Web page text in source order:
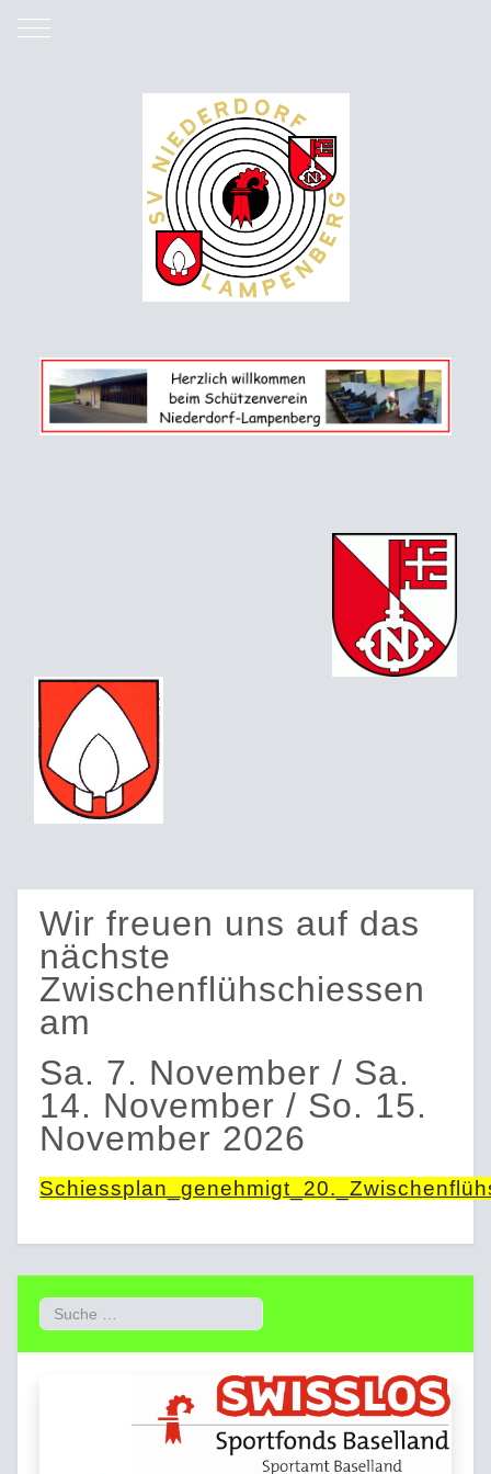
Mobile Menu Toggle
Wir freuen uns auf das
nächste
Zwischenflühschiessen
am
Sa. 7. November / Sa.
14. November / So. 15.
November 2026
Suchen